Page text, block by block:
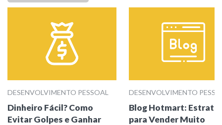
DESENVOLVIMENTO PESSOAL
Dinheiro Fácil? Como
Evitar Golpes e Ganhar
DESENVOLVIMENTO
Blog Hotmart:
para Vender Muito